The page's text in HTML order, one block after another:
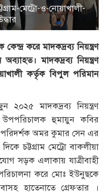
মেট্রো-ও-নোয়াখালী-
করে মাদকদ্রব্য নিয়ন্ত্রণ
মাদকদ্রব্য নিয়ন্ত্রণ
কর্তৃক বিপুল পরিমান
মাদকদ্রব্য নিয়ন্ত্রণ
উপপরিচালক হুমায়ুন কবির
পরিদর্শক অমর কুমার সেন এর
চট্টগ্রাম মেট্রো বাকলীয়া
সড়ক এলাকায় যাত্রীবাহী
করে মোঃ ইউনুছকে
হাতেনাতে গ্রেফতার ।